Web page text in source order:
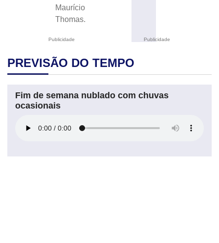
Publicidade
Maurício
Thomas.
Publicidade
PREVISÃO DO TEMPO
Fim de semana nublado com chuvas
ocasionais